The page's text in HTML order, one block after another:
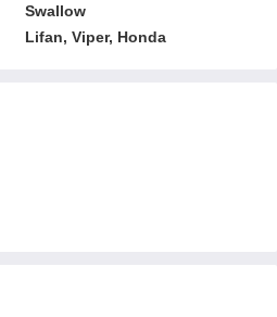
Swallow
Lifan, Viper, Honda